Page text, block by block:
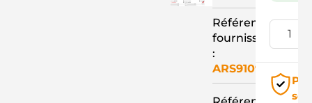
Référence
fournisseur
:
ARS9109S